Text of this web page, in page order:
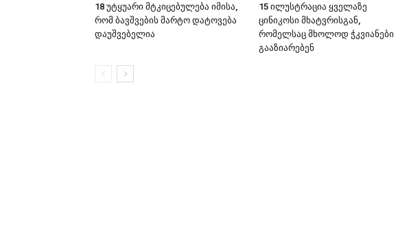
18 უტყუარი მტკიცებულება იმისა,
რომ ბავშვების მარტო დატოვება
დაუშვებელია
15 ილუსტრაცია ყველაზე
ცინიკოსი მხატვრისგან,
რომელსაც მხოლოდ ჭკვიანები
გააზიარებენ